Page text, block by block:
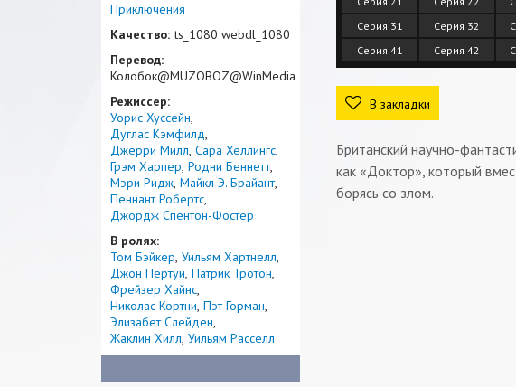
Серия 31
Серия 32
Серия 41
Серия 42
В закладки
Британский научно-
как «Доктор», который
борясь со злом.
Приключения
Качество: ts_1080 webdl_1080
Перевод:
Колобок@MUZOBOZ@WinMedia
Режиссер:
Уорис Хуссейн
Дуглас Кэмфилд
Джерри Милл Сара Хеллингс
Грэм Харпер Родни Беннетт
Мэри Ридж Майкл Э. Брайант
Пеннант Робертс
Джордж Спентон-Фостер
В ролях:
Том Бэйкер Уильям Хартнелл
Джон Пертуи Патрик Тротон
Фрейзер Хайнс
Николас Кортни Пэт Горман
Элизабет Слейден
Жаклин Хилл Уильям Расселл